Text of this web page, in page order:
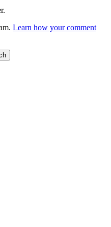
Learn how your comment